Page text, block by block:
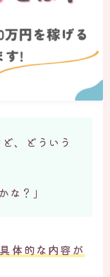
、どういう
な？」
体的な内容が